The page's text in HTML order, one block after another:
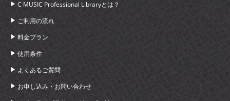
C MUSIC Professional Libraryとは？
ご利用の流れ
料金プラン
使用条件
よくあるご質問
お申し込み・お問い合わせ